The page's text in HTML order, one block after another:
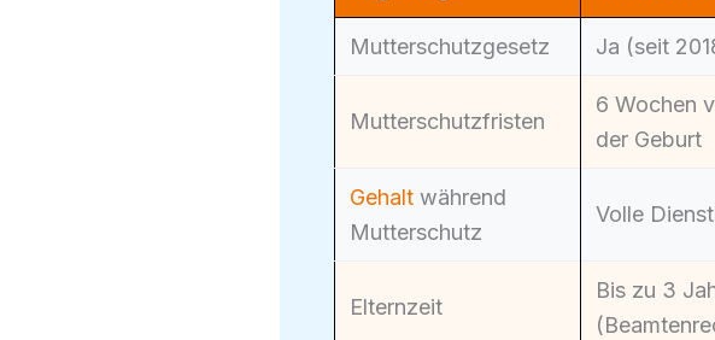
Mutterschutzgesetz Ja (seit
Mutterschutzfristen
6 Wochen
der Geburt
Gehalt während
Mutterschutz
Volle
Elternzeit
Bis zu 3